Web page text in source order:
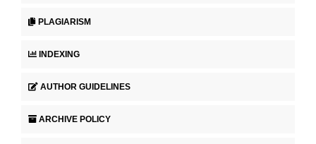
PLAGIARISM
INDEXING
AUTHOR GUIDELINES
ARCHIVE POLICY